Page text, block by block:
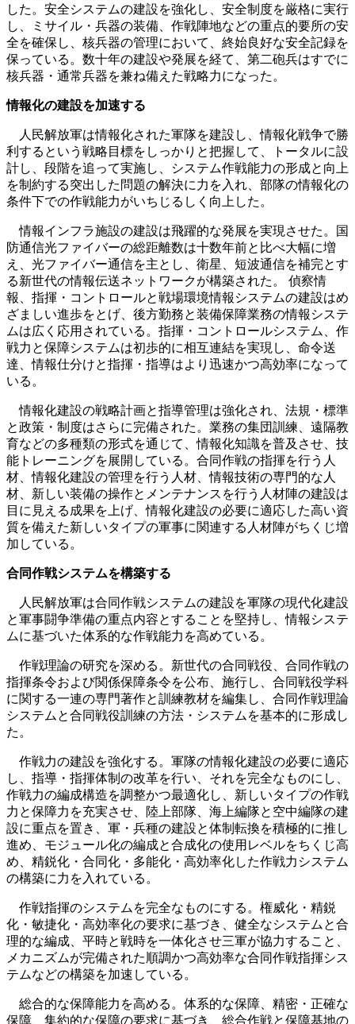
した。安全システムの建設を強化し、安全制度を厳格に実行
し、ミサイル・兵器の装備、作戦陣地などの重点的要所の安
全を確保し、核兵器の管理において、終始良好な安全記録を
保っている。数十年の建設や発展を経て、第二砲兵はすでに
核兵器・通常兵器を兼ね備えた戦略力になった。
情報化の建設を加速する
人民解放軍は情報化された軍隊を建設し、情報化戦争で勝
利するという戦略目標をしっかりと把握して、トータルに設
計し、段階を追って実施し、システム作戦能力の形成と向上
を制約する突出した問題の解決に力を入れ、部隊の情報化の
条件下での作戦能力がいちじるしく向上した。
情報インフラ施設の建設は飛躍的な発展を実現させた。国
防通信光ファイバーの総距離数は十数年前と比べ大幅に増
え、光ファイバー通信を主とし、衛星、短波通信を補完とす
る新世代の情報伝送ネットワークが構築された。 偵察情
報、指揮・コントロールと戦場環境情報システムの建設はめ
ざましい進歩をとげ、後方勤務と装備保障業務の情報システ
ムは広く応用されている。指揮・コントロールシステム、作
戦力と保障システムは初歩的に相互連結を実現し、命令送
達、情報仕分けと指揮・指導はより迅速かつ高効率になって
いる。
情報化建設の戦略計画と指導管理は強化され、法規・標準
と政策・制度はさらに完備された。業務の集団訓練、遠隔教
育などの多種類の形式を通じて、情報化知識を普及させ、技
能トレーニングを展開している。合同作戦の指揮を行う人
材、情報化建設の管理を行う人材、情報技術の専門的な人
材、新しい装備の操作とメンテナンスを行う人材陣の建設は
目に見える成果を上げ、情報化建設の必要に適応した高い資
質を備えた新しいタイプの軍事に関連する人材陣がちくじ増
加している。
合同作戦システムを構築する
人民解放軍は合同作戦システムの建設を軍隊の現代化建設
と軍事闘争準備の重点内容とすることを堅持し、情報システ
ムに基づいた体系的な作戦能力を高めている。
作戦理論の研究を深める。新世代の合同戦役、合同作戦の
指揮条令および関係保障条令を公布、施行し、合同戦役学科
に関する一連の専門著作と訓練教材を編集し、合同作戦理論
システムと合同戦役訓練の方法・システムを基本的に形成し
た。
作戦力の建設を強化する。軍隊の情報化建設の必要に適応
し、指導・指揮体制の改革を行い、それを完全なものにし、
作戦力の編成構造を調整かつ最適化し、新しいタイプの作戦
力と保障力を充実させ、陸上部隊、海上編隊と空中編隊の建
設に重点を置き、軍・兵種の建設と体制転換を積極的に推し
進め、モジュール化の編成と合成化の使用レベルをちくじ高
め、精鋭化・合同化・多能化・高効率化した作戦力システム
の構築に力を入れている。
作戦指揮のシステムを完全なものにする。権威化・精鋭
化・敏捷化・高効率化の要求に基づき、健全なシステムと合
理的な編成、平時と戦時を一体化させ三軍が協力すること、
メカニズムが完備された順調かつ高効率な合同作戦指揮シス
テムなどの構築を加速している。
総合的な保障能力を高める。体系的な保障、精密・正確な
保障、集約的な保障の要求に基づき、総合作戦と保障基地の